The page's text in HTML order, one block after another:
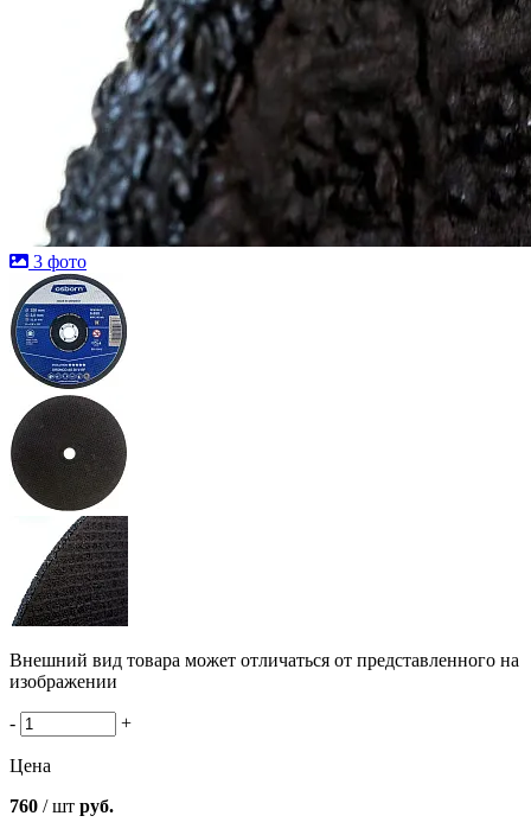
3 фото
Внешний вид товара может отличаться от представленного на
изображении
- +
Цена
760 / шт руб.